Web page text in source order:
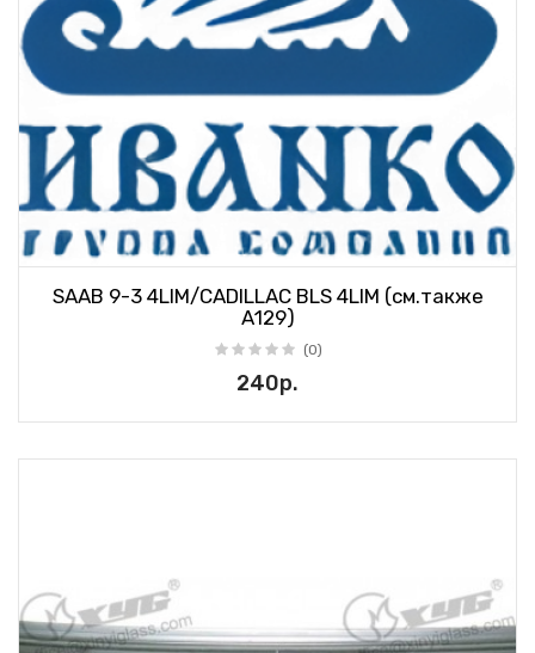
SAAB 9-3 4LIM/CADILLAC BLS 4LIM (см.также
А129)
(0)
240р.